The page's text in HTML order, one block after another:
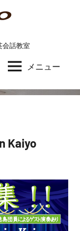
会話教室
メニュー
Kaiyo